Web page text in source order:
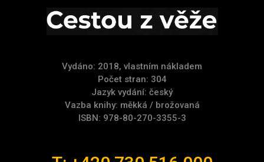
Vydáno: 2018, vlastním nákladem
Počet stran: 304
Jazyk vydání: český
Vazba knihy: měkká / brožovaná
ISBN: 978-80-270-3355-3